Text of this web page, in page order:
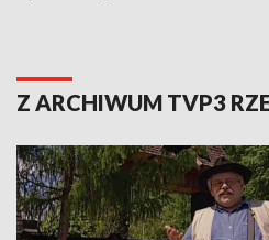
Z ARCHIWUM TVP3